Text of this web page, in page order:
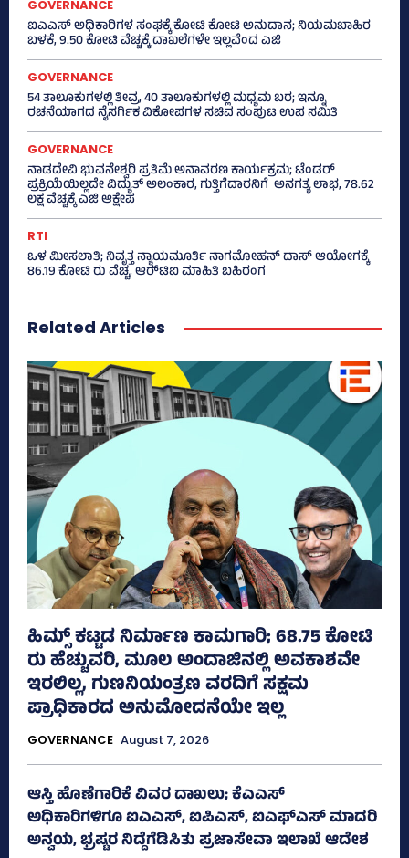
GOVERNANCE
ಐಎಎಸ್‌ ಅಧಿಕಾರಿಗಳ ಸಂಘಕ್ಕೆ ಕೋಟಿ ಕೋಟಿ ಅನುದಾನ; ನಿಯಮಬಾಹಿರ
ಬಳಕೆ, 9.50 ಕೋಟಿ ವೆಚ್ಚಕ್ಕೆ ದಾಖಲೆಗಳೇ ಇಲ್ಲವೆಂದ ಎಜಿ
GOVERNANCE
54 ತಾಲೂಕುಗಳಲ್ಲಿ ತೀವ್ರ, 40 ತಾಲೂಕುಗಳಲ್ಲಿ ಮಧ್ಯಮ ಬರ; ಇನ್ನೂ
ರಚನೆಯಾಗದ ನೈಸರ್ಗಿಕ ವಿಕೋಪಗಳ ಸಚಿವ ಸಂಪುಟ ಉಪ ಸಮಿತಿ
GOVERNANCE
ನಾಡದೇವಿ ಭುವನೇಶ್ವರಿ ಪ್ರತಿಮೆ ಅನಾವರಣ ಕಾರ್ಯಕ್ರಮ; ಟೆಂಡರ್
ಪ್ರಕ್ರಿಯೆಯಿಲ್ಲದೇ ವಿದ್ಯುತ್‌ ಅಲಂಕಾರ, ಗುತ್ತಿಗೆದಾರನಿಗೆ ಅನಗತ್ಯ ಲಾಭ, 78.62
ಲಕ್ಷ ವೆಚ್ಚಕ್ಕೆ ಎಜಿ ಆಕ್ಷೇಪ
RTI
ಒಳ ಮೀಸಲಾತಿ; ನಿವೃತ್ತ ನ್ಯಾಯಮೂರ್ತಿ ನಾಗಮೋಹನ್ ದಾಸ್ ಆಯೋಗಕ್ಕೆ
86.19 ಕೋಟಿ ರು ವೆಚ್ಚ, ಆರ್‍‌ಟಿಐ ಮಾಹಿತಿ ಬಹಿರಂಗ
Related Articles
ಹಿಮ್ಸ್‌ ಕಟ್ಟಡ ನಿರ್ಮಾಣ ಕಾಮಗಾರಿ; 68.75 ಕೋಟಿ
ರು ಹೆಚ್ಚುವರಿ, ಮೂಲ ಅಂದಾಜಿನಲ್ಲಿ ಅವಕಾಶವೇ
ಇರಲಿಲ್ಲ, ಗುಣನಿಯಂತ್ರಣ ವರದಿಗೆ ಸಕ್ಷಮ
ಪ್ರಾಧಿಕಾರದ ಅನುಮೋದನೆಯೇ ಇಲ್ಲ
GOVERNANCE August 7, 2026
ಆಸ್ತಿ ಹೊಣೆಗಾರಿಕೆ ವಿವರ ದಾಖಲು; ಕೆಎಎಸ್
ಅಧಿಕಾರಿಗಳಿಗೂ ಐಎಎಸ್‌, ಐಪಿಎಸ್‌, ಐಎಫ್‌ಎಸ್‌ ಮಾದರಿ
ಅನ್ವಯ, ಭ್ರಷ್ಟರ ನಿದ್ದೆಗೆಡಿಸಿತು ಪ್ರಜಾಸೇವಾ ಇಲಾಖೆ ಆದೇಶ